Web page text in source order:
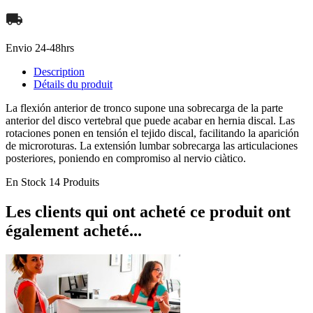
Envio 24-48hrs
Description
Détails du produit
La flexión anterior de tronco supone una sobrecarga de la parte
anterior del disco vertebral que puede acabar en hernia discal. Las
rotaciones ponen en tensión el tejido discal, facilitando la aparición
de microroturas. La extensión lumbar sobrecarga las articulaciones
posteriores, poniendo en compromiso al nervio ciàtico.
En Stock 14 Produits
Les clients qui ont acheté ce produit ont
également acheté...